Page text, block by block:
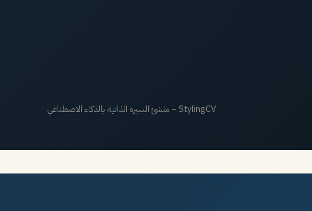
StylingCV – منشئ السيرة الذاتية بالذكاء الاصطناعي